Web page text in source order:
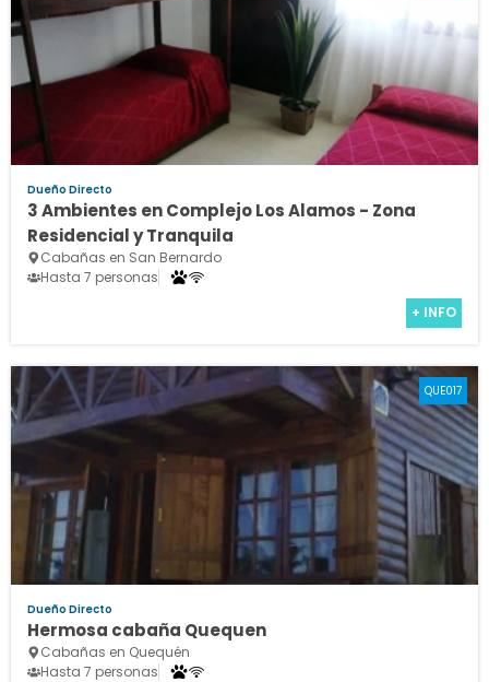
Dueño Directo
3 Ambientes en Complejo Los Alamos - Zona
Residencial y Tranquila
Cabañas en San Bernardo
Hasta 7 personas
+ INFO
QUE017
Dueño Directo
Hermosa cabaña Quequen
Cabañas en Quequén
Hasta 7 personas